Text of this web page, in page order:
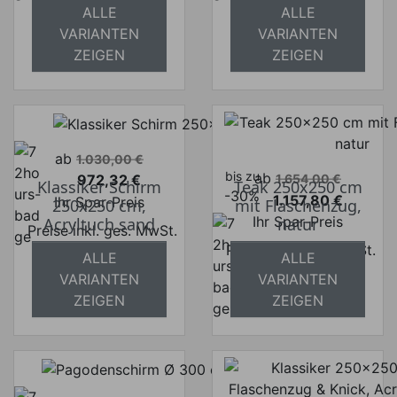
absolut
versandkostenfrei
ALLE
VARIANTEN
ZEIGEN
absolut
versandkostenfrei
ALLE
VARIANTEN
ZEIGEN
Verkaufspreis
ab 1.030,00 €
Preis
972,32 €
Ihr Spar-Preis
Preise inkl. ges. MwSt.
absolut
versandkostenfrei
Klassiker Schirm
250x250 cm,
Acryltuch sand
ALLE
VARIANTEN
ZEIGEN
Verkaufspreis
ab 1.654,00 €
Preis
1.157,80 €
Ihr Spar-Preis
Preise inkl. ges. MwSt.
absolut
versandkostenfrei
bis zu
-30%
Teak 250x250 cm
mit Flaschenzug,
natur
ALLE
VARIANTEN
ZEIGEN